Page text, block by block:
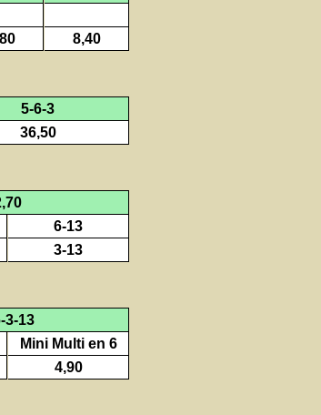
8,40
5-6-3
36,50
6-13
3-13
3-13
Mini Multi en 6
4,90